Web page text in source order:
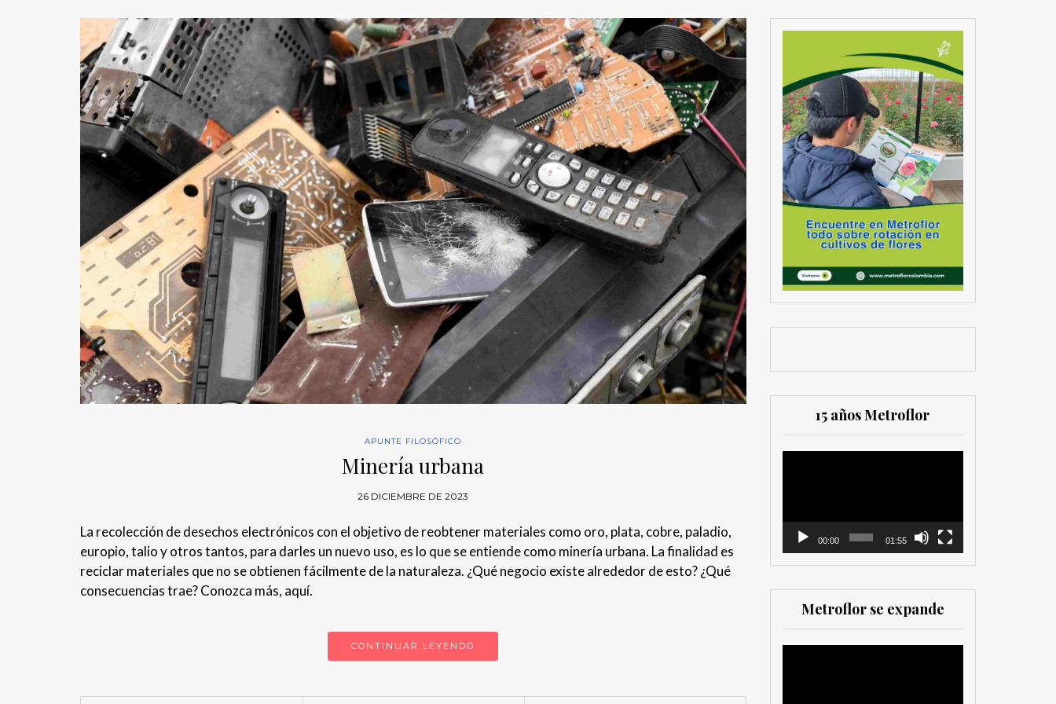
APUNTE FILOSÓFICO
Minería urbana
26 DICIEMBRE DE 2023
La recolección de desechos electrónicos con el objetivo de reobtener materiales como oro, plata, cobre, paladio,
europio, talio y otros tantos, para darles un nuevo uso, es lo que se entiende como minería urbana. La finalidad es
reciclar materiales que no se obtienen fácilmente de la naturaleza. ¿Qué negocio existe alrededor de esto? ¿Qué
consecuencias trae? Conozca más, aquí.
CONTINUAR LEYENDO
15 años Metroflor
00:00 01:55
Metroflor se expande